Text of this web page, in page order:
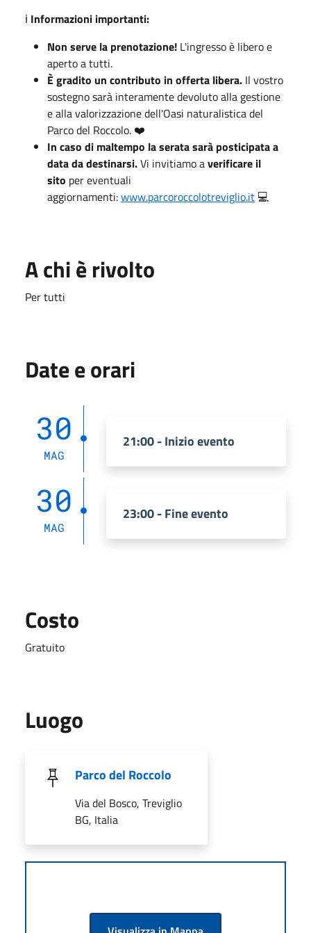
ℹ️ Informazioni importanti:
Non serve la prenotazione! L'ingresso è libero e
aperto a tutti.
È gradito un contributo in offerta libera. Il vostro
sostegno sarà interamente devoluto alla gestione
e alla valorizzazione dell'Oasi naturalistica del
Parco del Roccolo. ❤️
In caso di maltempo la serata sarà posticipata a
data da destinarsi.Vi invitiamo averificare il
sito per eventuali
aggiornamenti:www.parcoroccolotreviglio.it 💻
A chi è rivolto
Per tutti
Date e orari
30
MAG
21:00 - Inizio evento
30
MAG
23:00 - Fine evento
Costo
Gratuito
Luogo
Parco del Roccolo
Via del Bosco, Treviglio
BG, Italia